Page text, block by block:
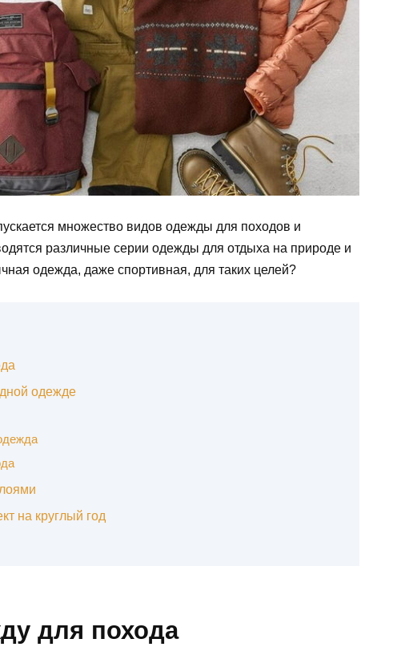
множество видов одежды для походов и
различные серии одежды для отдыха на природе и
одежда, даже спортивная, для таких целей?
одежде
на круглый год
для похода